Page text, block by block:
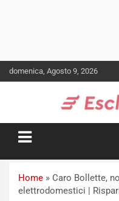
Skip
to
domenica, Agosto 9, 2026
Home » Caro Bollette,
elettrodomestici |